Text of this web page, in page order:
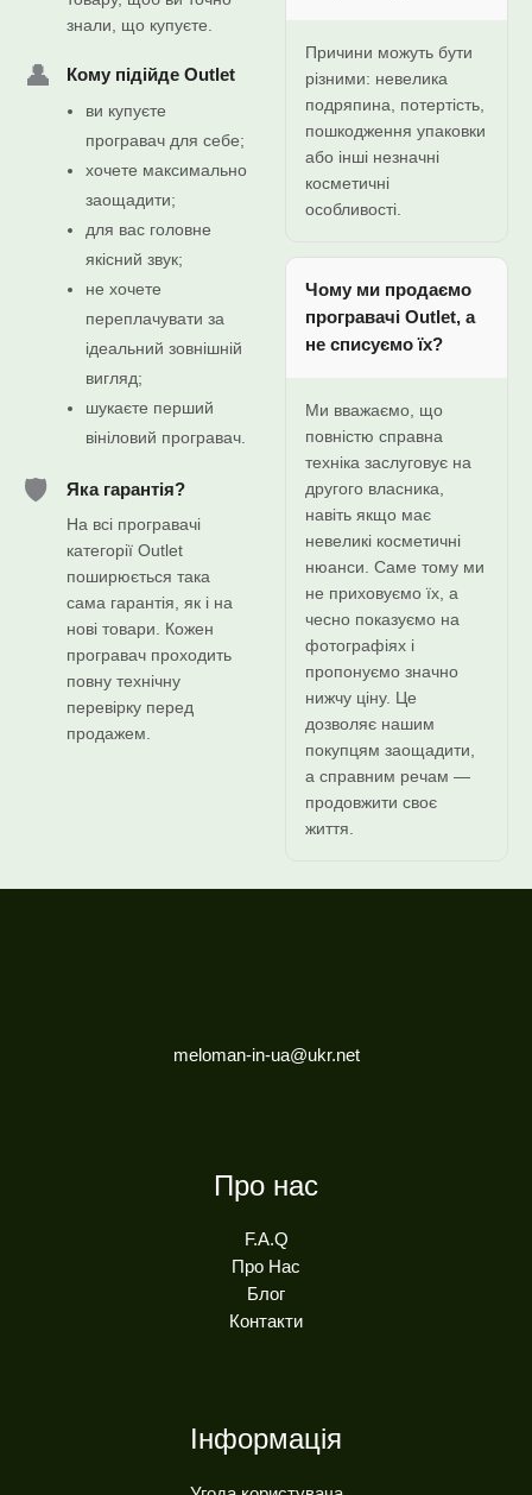
знали, що купуєте.
👤
Кому підійде Outlet
ви купуєте
програвач для себе;
хочете максимально
заощадити;
для вас головне
якісний звук;
не хочете
переплачувати за
ідеальний зовнішній
вигляд;
шукаєте перший
вініловий програвач.
🛡️
Яка гарантія?
На всі програвачі
категорії Outlet
поширюється така
сама гарантія, як і на
нові товари. Кожен
програвач проходить
повну технічну
перевірку перед
продажем.
Причини можуть бути
різними: невелика
подряпина, потертість,
пошкодження упаковки
або інші незначні
косметичні
особливості.
Чому ми продаємо
програвачі Outlet, а
не списуємо їх?
Ми вважаємо, що
повністю справна
техніка заслуговує на
другого власника,
навіть якщо має
невеликі косметичні
нюанси. Саме тому ми
не приховуємо їх, а
чесно показуємо на
фотографіях і
пропонуємо значно
нижчу ціну. Це
дозволяє нашим
покупцям заощадити,
а справним речам —
продовжити своє
життя.
meloman-in-ua@ukr.net
Про нас
F.A.Q
Про Нас
Блог
Контакти
Інформація